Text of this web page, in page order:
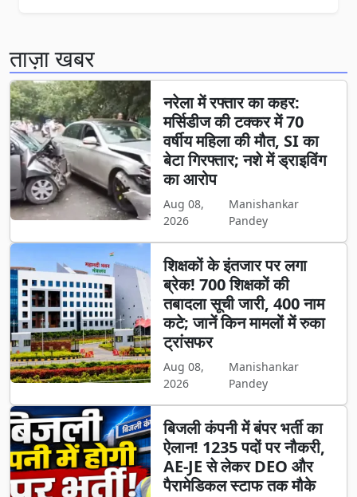
ताज़ा खबर
नरेला में रफ्तार का कहर:
मर्सिडीज की टक्कर में 70
वर्षीय महिला की मौत, SI का
बेटा गिरफ्तार; नशे में ड्राइविंग
का आरोप
Aug 08,
2026
Manishankar
Pandey
शिक्षकों के इंतजार पर लगा
ब्रेक! 700 शिक्षकों की
तबादला सूची जारी, 400 नाम
कटे; जानें किन मामलों में रुका
ट्रांसफर
Aug 08,
2026
Manishankar
Pandey
बिजली कंपनी में बंपर भर्ती का
ऐलान! 1235 पदों पर नौकरी,
AE-JE से लेकर DEO और
पैरामेडिकल स्टाफ तक मौके